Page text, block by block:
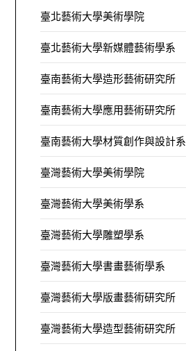
臺北藝術大學美術學院
臺北藝術大學新媒體藝術學系
臺南藝術大學造形藝術研究所
臺南藝術大學應用藝術研究所
臺南藝術大學材質創作與設計系
臺灣藝術大學美術學院
臺灣藝術大學美術學系
臺灣藝術大學雕塑學系
臺灣藝術大學書畫藝術學系
臺灣藝術大學版畫藝術研究所
臺灣藝術大學造型藝術研究所